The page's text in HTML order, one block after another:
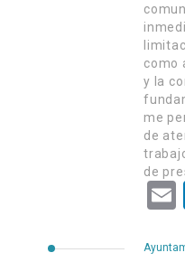
como
y la
me
de
de